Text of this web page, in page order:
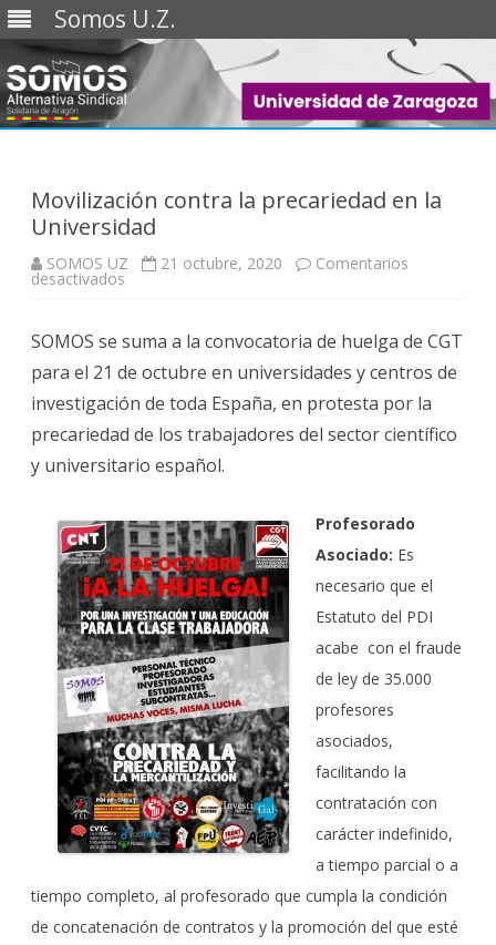
Somos U.Z.
Saltar
Movilización contra la precariedad en la
Universidad
SOMOS UZ 21 octubre, 2020 Comentarios
desactivados
precariedad
en
la
Universidad
SOMOS se suma a la convocatoria de huelga de CGT
para el 21 de octubre en universidades y centros de
investigación de toda España, en protesta por la
precariedad de los trabajadores del sector científico
y universitario español.
Profesorado
Asociado: Es
necesario que el
Estatuto del PDI
acabe con el fraude
de ley de 35.000
profesores
asociados,
facilitando la
contratación con
carácter indefinido,
a tiempo parcial o a
tiempo completo, al profesorado que cumpla la condición
de concatenación de contratos y la promoción del que esté